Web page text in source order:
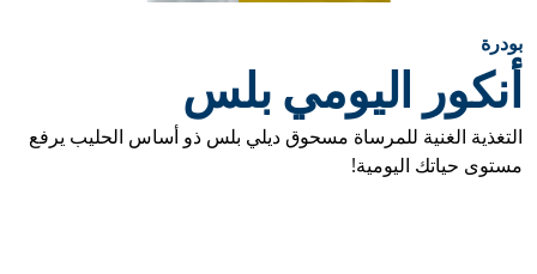
بودرة
أنكور اليومي بلس
التغذية الغنية للمرساة مسحوق ديلي بلس ذو أساس الحليب يرفع
مستوى حياتك اليومية!